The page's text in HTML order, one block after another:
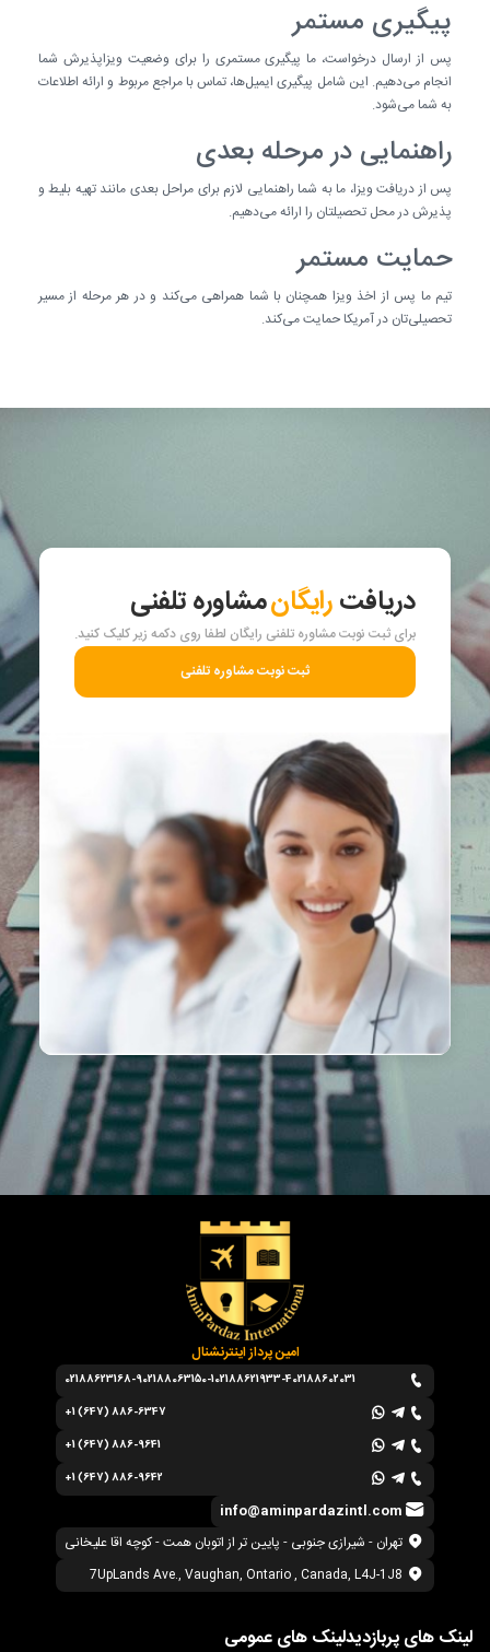
پیگیری مستمر
پس از ارسال درخواست، ما پیگیری مستمری را برای وضعیت ویزاپذیرش شما
انجام می‌دهیم. این شامل پیگیری ایمیل‌ها، تماس با مراجع مربوط و ارائه اطلاعات
به شما می‌شود.
راهنمایی در مرحله بعدی
پس از دریافت ویزا، ما به شما راهنمایی لازم برای مراحل بعدی مانند تهیه بلیط و
پذیرش در محل تحصیلتان را ارائه می‌دهیم.
حمایت مستمر
تیم ما پس از اخذ ویزا همچنان با شما همراهی می‌کند و در هر مرحله از مسیر
تحصیلی‌تان در آمریکا حمایت می‌کند.
دریافترایگانمشاوره تلفنی
برای ثبت نوبت مشاوره تلفنی رایگان لطفا روی دکمه زیر کلیک کنید.
ثبت نوبت مشاوره تلفنی
امین پرداز اینترنشنال
info@aminpardazintl.com
02188623168-902188063150-102188621933-402188602031
+1 (647) 886-6347
+1 (647) 886-9641
+1 (647) 886-9642
تهران - شیرازی جنوبی - پایین تر از اتوبان همت - کوچه اقا علیخانی
7UpLands Ave., Vaughan, Ontario , Canada, L4J-1J8
لینک های پربازدیدلینک های عمومی